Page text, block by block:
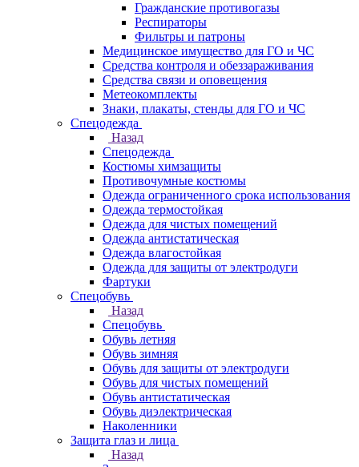
Гражданские противогазы
Респираторы
Фильтры и патроны
Медицинское имущество для ГО и ЧС
Средства контроля и обеззараживания
Средства связи и оповещения
Метеокомплекты
Знаки, плакаты, стенды для ГО и ЧС
Спецодежда
Назад
Спецодежда
Костюмы химзащиты
Противочумные костюмы
Одежда ограниченного срока использования
Одежда термостойкая
Одежда для чистых помещений
Одежда антистатическая
Одежда влагостойкая
Одежда для защиты от электродуги
Фартуки
Спецобувь
Назад
Спецобувь
Обувь летняя
Обувь зимняя
Обувь для защиты от электродуги
Обувь для чистых помещений
Обувь антистатическая
Обувь диэлектрическая
Наколенники
Защита глаз и лица
Назад